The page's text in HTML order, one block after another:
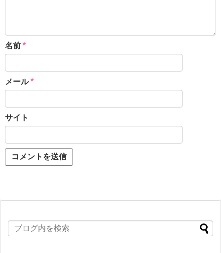
名前 *
メール*
サイト